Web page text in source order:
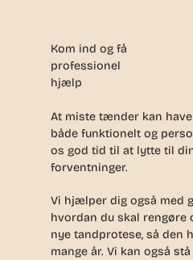
Kom ind og få
professionel
hjælp
At miste tænder kan
både funktionelt og
os god tid til at lytte til
forventninger.
Vi hjælper dig også med
hvordan du skal rengøre
nye tandprotese, så den
mange år. Vi kan også